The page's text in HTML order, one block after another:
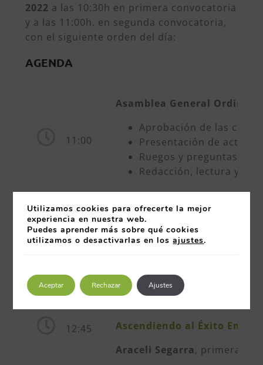
2022 a las 10:30h en primera convocatoria
y a las 11:00h. en segunda convocatoria,
con el siguiente orden del día:
AGENDA
11:00
Asamblea General
Aprobación de las
Presentación de
Ruegos y preguntas.
Redacción, lectura y
12:15
Entrega del Premio CEX
Entrega el premio: Juan
12:45
Ascendiendo al Éxito
Araceli Segarra, primera
Utilizamos cookies para ofrecerte la mejor
experiencia en nuestra web.
Puedes aprender más sobre qué cookies
utilizamos o desactivarlas en losajustes.
Aceptar Rechazar Ajustes